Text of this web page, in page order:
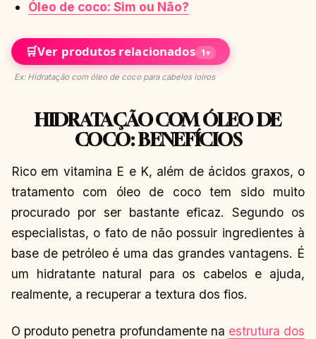
Óleo de coco: Sim ou Não?
🛒Ver produtos relacionados 1▾
Ex: Hidratação com óleo de coco para cabelos loiros
HIDRATAÇÃO COM ÓLEO DE
COCO: BENEFÍCIOS
Rico em vitamina E e K, além de ácidos graxos, o
tratamento com óleo de coco tem sido muito
procurado por ser bastante eficaz. Segundo os
especialistas, o fato de não possuir ingredientes à
base de petróleo é uma das grandes vantagens. É
um hidratante natural para os cabelos e ajuda,
realmente, a recuperar a textura dos fios.
O produto penetra profundamente na estrutura dos